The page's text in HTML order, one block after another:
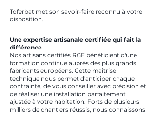
Toferbat met son savoir-faire reconnu à votre
disposition.
Une expertise artisanale certifiée qui fait la
différence
Nos artisans certifiés RGE bénéficient d'une
formation continue auprès des plus grands
fabricants européens. Cette maîtrise
technique nous permet d'anticiper chaque
contrainte, de vous conseiller avec précision et
de réaliser une installation parfaitement
ajustée à votre habitation. Forts de plusieurs
milliers de chantiers réussis, nous connaissons